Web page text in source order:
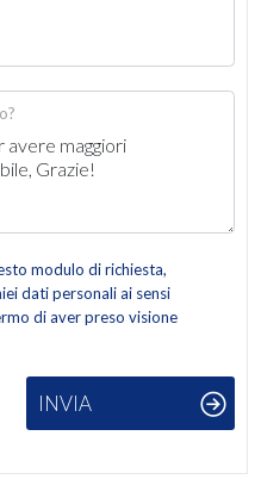
modulo di richiesta,
dati personali ai sensi
di aver preso visione
INVIA